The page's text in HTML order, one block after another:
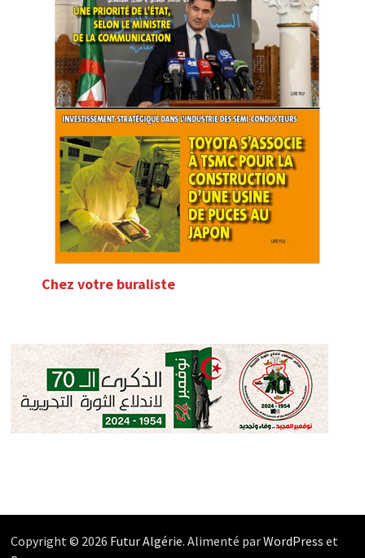
Chez votre buraliste
Copyright © 2026 Futur Algérie. Alimenté parWordPress et